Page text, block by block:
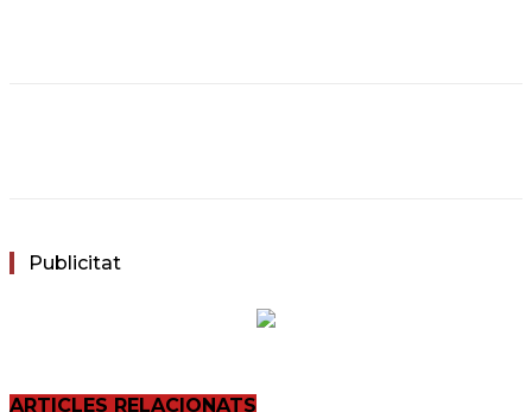
Publicitat
ARTICLES RELACIONATS